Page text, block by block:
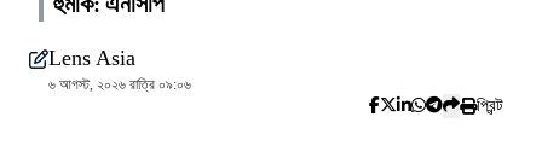
Lens Asia
৬ আগস্ট, ২০২৬ রাত্রি ০৯:০৬
প্রিন্ট